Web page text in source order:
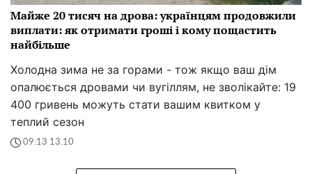
Майже 20 тисяч на дрова: українцям продовжили
виплати: як отримати гроші і кому пощастить
найбільше
Холодна зима не за горами - тож якщо ваш дім
опалюється дровами чи вугіллям, не зволікайте: 19
400 гривень можуть стати вашим квитком у
теплий сезон
09:13 13.10